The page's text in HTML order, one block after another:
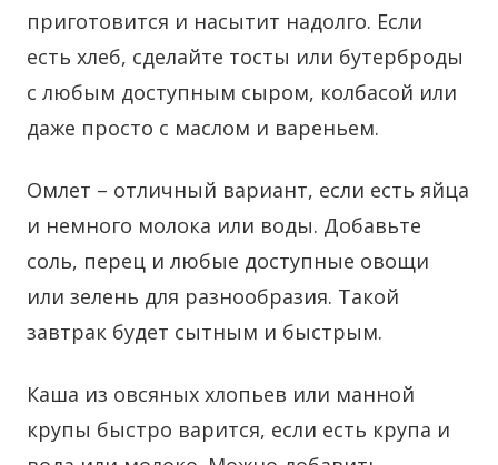
приготовится и насытит надолго. Если
есть хлеб, сделайте тосты или бутерброды
с любым доступным сыром, колбасой или
даже просто с маслом и вареньем.
Омлет – отличный вариант, если есть яйца
и немного молока или воды. Добавьте
соль, перец и любые доступные овощи
или зелень для разнообразия. Такой
завтрак будет сытным и быстрым.
Каша из овсяных хлопьев или манной
крупы быстро варится, если есть крупа и